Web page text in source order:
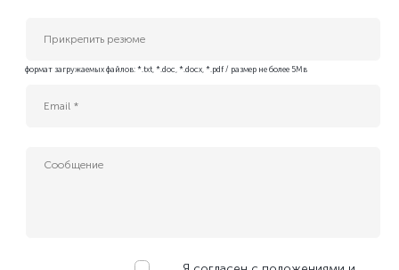
Інженер платформи БД (Kubernetes DBA)
ИТ-специалист службы эксплуатации ЦОД
Менеджер по развитию бизнеса
Системний инженер по облачным и сетевым технологиям
Прикрепить резюме
формат загружаемых файлов: *.txt, *.doc, *.docx, *.pdf / размер не более 5Мв